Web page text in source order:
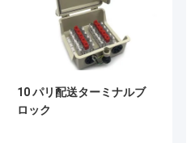
10 パリ配送ターミナルブ
ロック